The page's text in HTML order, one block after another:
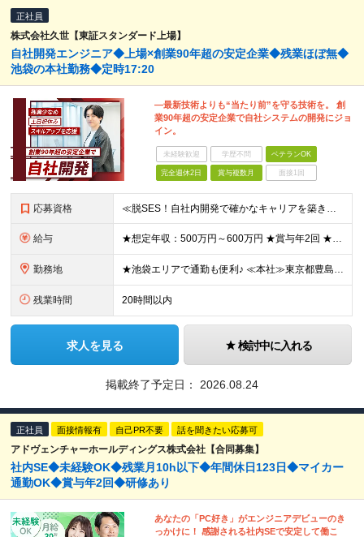
正社員
株式会社久世【東証スタンダード上場】
自社開発エンジニア◆上場×創業90年超の安定企業◆残業ほぼ無◆
池袋の本社勤務◆定時17:20
―最新技術よりも“当たり前”を守る技術を。 創
業90年超の安定企業で自社システムの開発にジョ
イン。
未経験歓迎 学歴不問 ベテランOK
完全週休2日 賞与複数月 面接1回
応募資格 ≪脱SES！自社内開発で確かなキャリアを築きませんか？≫ ◆第二新卒歓迎 ◆何らかの開発経験をお持ちの方 ◆大卒以上またはIT系の専門学校卒以上 ≪こんな方にピッタリ≫ ◎安定した環境で無理なく・長
給与 ★想定年収：500万円～600万円 ★賞与年2回 ★各種手当が充実！ ┗ライフステージ手当（一律30,000円） 年代によって変化する生活スタイルに合わせて住宅や家族のために自己啓発などに充てていただ
勤務地 ★池袋エリアで通勤も便利♪ ≪本社≫東京都豊島区東池袋2-29-7 ※（変更の範囲）上記を除く当社関連勤務地
残業時間 20時間以内
求人を見る 検討中に入れる
掲載終了予定日： 2026.08.24
正社員 面接情報有 自己PR不要 話を聞きたい応募可
アドヴェンチャーホールディングス株式会社【合同募集】
社内SE◆未経験OK◆残業月10h以下◆年間休日123日◆マイカー
通勤OK◆賞与年2回◆研修あり
あなたの「PC好き」がエンジニアデビューのき
っかけに！ 感謝される社内SEで安定して働こ